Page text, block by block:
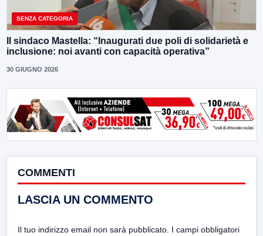
SENZA CATEGORIA
Il sindaco Mastella: “Inaugurati due poli di solidarietà e
inclusione: noi avanti con capacità operativa”
30 GIUGNO 2026
COMMENTI
LASCIA UN COMMENTO
Il tuo indirizzo email non sarà pubblicato. I campi obbligatori